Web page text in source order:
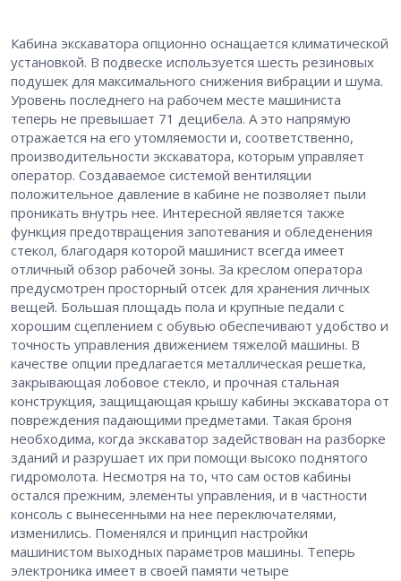
Кабина экскаватора опционно оснащается климатической
установкой. В подвеске используется шесть резиновых
подушек для максимального снижения вибрации и шума.
Уровень последнего на рабочем месте машиниста
теперь не превышает 71 децибела. А это напрямую
отражается на его утомляемости и, соответственно,
производительности экскаватора, которым управляет
оператор. Создаваемое системой вентиляции
положительное давление в кабине не позволяет пыли
проникать внутрь нее. Интересной является также
функция предотвращения запотевания и обледенения
стекол, благодаря которой машинист всегда имеет
отличный обзор рабочей зоны. За креслом оператора
предусмотрен просторный отсек для хранения личных
вещей. Большая площадь пола и крупные педали с
хорошим сцеплением с обувью обеспечивают удобство и
точность управления движением тяжелой машины. В
качестве опции предлагается металлическая решетка,
закрывающая лобовое стекло, и прочная стальная
конструкция, защищающая крышу кабины экскаватора от
повреждения падающими предметами. Такая броня
необходима, когда экскаватор задействован на разборке
зданий и разрушает их при помощи высоко поднятого
гидромолота. Несмотря на то, что сам остов кабины
остался прежним, элементы управления, и в частности
консоль с вынесенными на нее переключателями,
изменились. Поменялся и принцип настройки
машинистом выходных параметров машины. Теперь
электроника имеет в своей памяти четыре